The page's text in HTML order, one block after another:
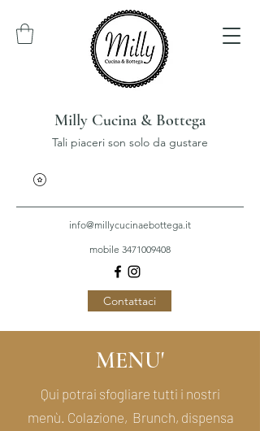
Milly Cucina & Bottega
Tali piaceri son solo da gustare
info@millycucinaebottega.it
mobile 3471009408
Contattaci
MENU'
Qui potrai sfogliare tutti i nostri
menù. Colazione, Brunch, dispensa